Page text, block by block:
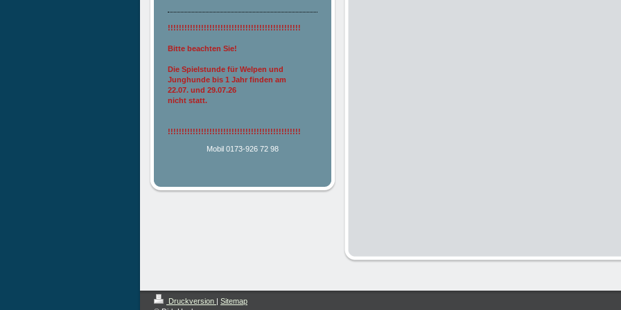
!!!!!!!!!!!!!!!!!!!!!!!!!!!!!!!!!!!!!!!!!!!!!!!!
Bitte beachten Sie!
Die Spielstunde für Welpen und
Junghunde bis 1 Jahr finden am
22.07. und 29.07.26
nicht statt.
!!!!!!!!!!!!!!!!!!!!!!!!!!!!!!!!!!!!!!!!!!!!!!!!
Mobil 0173-926 72 98
Druckversion | Sitemap